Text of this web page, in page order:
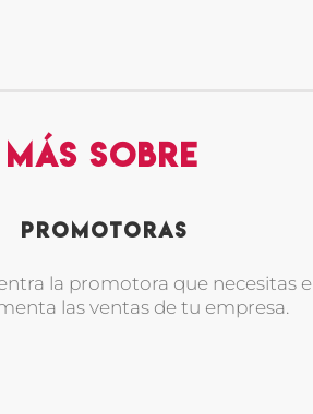
sobre
Promotoras
la promotora que necesitas e
las ventas de tu empresa.